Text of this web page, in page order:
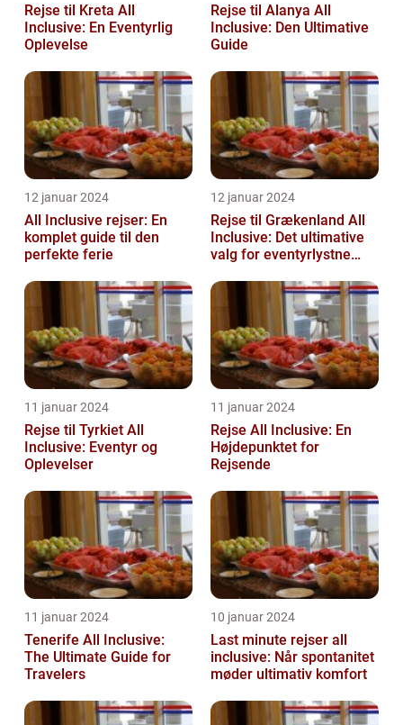
Rejse til Kreta All
Inclusive: En Eventyrlig
Oplevelse
Rejse til Alanya All
Inclusive: Den Ultimative
Guide
12 januar 2024
All Inclusive rejser: En
komplet guide til den
perfekte ferie
12 januar 2024
Rejse til Grækenland All
Inclusive: Det ultimative
valg for eventyrlystne
11 januar 2024
Rejse til Tyrkiet All
Inclusive: Eventyr og
Oplevelser
11 januar 2024
Rejse All Inclusive: En
Højdepunktet for
Rejsende
11 januar 2024
Tenerife All Inclusive:
The Ultimate Guide for
Travelers
10 januar 2024
Last minute rejser all
inclusive: Når spontanitet
møder ultimativ komfort